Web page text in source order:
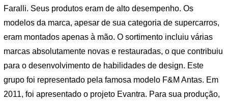
Faralli. Seus produtos eram de alto desempenho. Os
modelos da marca, apesar de sua categoria de supercarros,
eram montados apenas à mão. O sortimento incluiu várias
marcas absolutamente novas e restauradas, o que contribuiu
para o desenvolvimento de habilidades de design. Este
grupo foi representado pela famosa modelo F&M Antas. Em
2011, foi apresentado o projeto Evantra. Para sua produção,